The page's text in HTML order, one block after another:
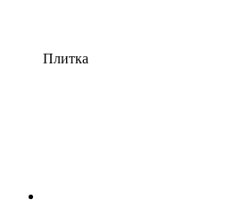
Плитка